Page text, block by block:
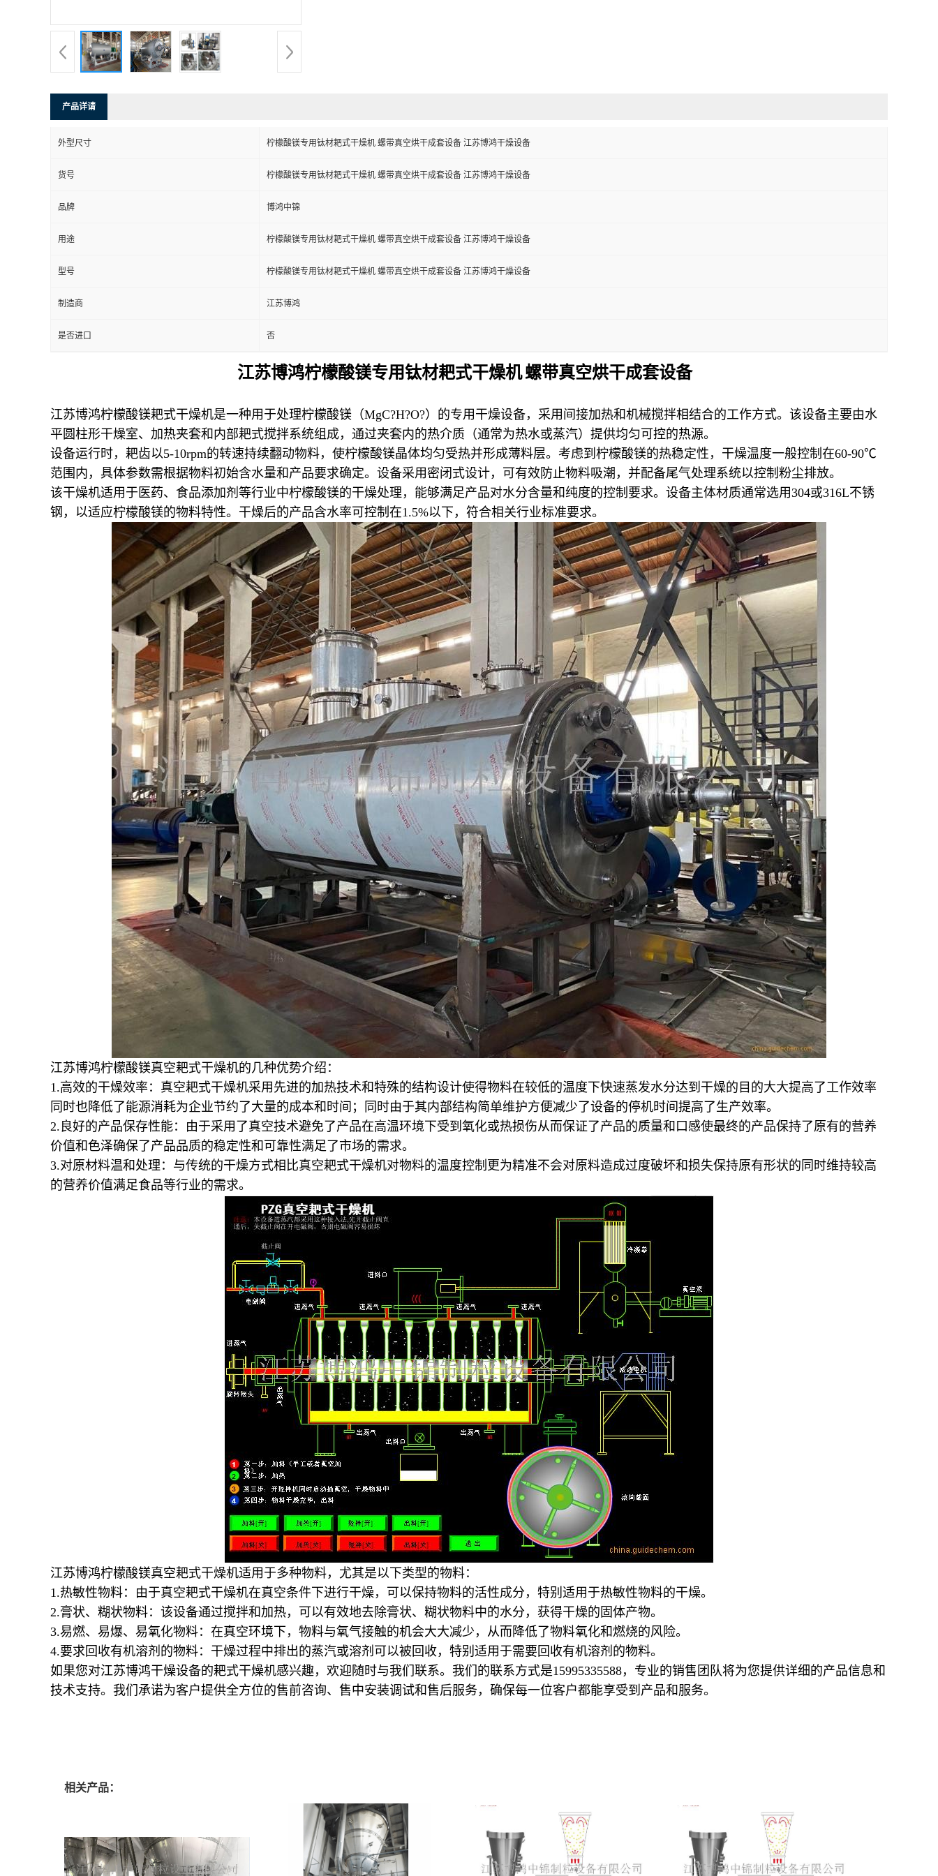
产品详请
外型尺寸 柠檬酸镁专用钛材耙式干燥机 螺带真空烘干成套设备 江苏博鸿干燥设备
货号 柠檬酸镁专用钛材耙式干燥机 螺带真空烘干成套设备 江苏博鸿干燥设备
品牌 博鸿中锦
用途 柠檬酸镁专用钛材耙式干燥机 螺带真空烘干成套设备 江苏博鸿干燥设备
型号 柠檬酸镁专用钛材耙式干燥机 螺带真空烘干成套设备 江苏博鸿干燥设备
制造商 江苏博鸿
是否进口 否
江苏博鸿柠檬酸镁专用钛材耙式干燥机螺带真空烘干成套设备
江苏博鸿柠檬酸镁耙式干燥机是一种用于处理柠檬酸镁（MgC?H?O?）的专用干燥设备，采用间接加热和机械搅拌相结合的工作方式。该设备主要由水
平圆柱形干燥室、加热夹套和内部耙式搅拌系统组成，通过夹套内的热介质（通常为热水或蒸汽）提供均匀可控的热源。
设备运行时，耙齿以5-10rpm的转速持续翻动物料，使柠檬酸镁晶体均匀受热并形成薄料层。考虑到柠檬酸镁的热稳定性，干燥温度一般控制在60-90℃
范围内，具体参数需根据物料初始含水量和产品要求确定。设备采用密闭式设计，可有效防止物料吸潮，并配备尾气处理系统以控制粉尘排放。
该干燥机适用于医药、食品添加剂等行业中柠檬酸镁的干燥处理，能够满足产品对水分含量和纯度的控制要求。设备主体材质通常选用304或316L不锈
钢，以适应柠檬酸镁的物料特性。干燥后的产品含水率可控制在1.5%以下，符合相关行业标准要求。
江苏博鸿柠檬酸镁真空耙式干燥机的几种优势介绍：
1.高效的干燥效率：真空耙式干燥机采用先进的加热技术和特殊的结构设计使得物料在较低的温度下快速蒸发水分达到干燥的目的大大提高了工作效率
同时也降低了能源消耗为企业节约了大量的成本和时间；同时由于其内部结构简单维护方便减少了设备的停机时间提高了生产效率。
2. 良好的产品保存性能：由于采用了真空技术避免了产品在高温环境下受到氧化或热损伤从而保证了产品的质量和口感使最终的产品保持了原有的营养
价值和色泽确保了产品品质的稳定性和可靠性满足了市场的需求。
3.对原材料温和处理：与传统的干燥方式相比真空耙式干燥机对物料的温度控制更为精准不会对原料造成过度破坏和损失保持原有形状的同时维持较高
的营养价值满足食品等行业的需求。
江苏博鸿柠檬酸镁真空耙式干燥机适用于多种物料，尤其是以下类型的物料：
1.热敏性物料：由于真空耙式干燥机在真空条件下进行干燥，可以保持物料的活性成分，特别适用于热敏性物料的干燥。
2.膏状、糊状物料：该设备通过搅拌和加热，可以有效地去除膏状、糊状物料中的水分，获得干燥的固体产物。
3.易燃、易爆、易氧化物料：在真空环境下，物料与氧气接触的机会大大减少，从而降低了物料氧化和燃烧的风险。
4.要求回收有机溶剂的物料：干燥过程中排出的蒸汽或溶剂可以被回收，特别适用于需要回收有机溶剂的物料。
如果您对江苏博鸿干燥设备的耙式干燥机感兴趣，欢迎随时与我们联系。我们的联系方式是15995335588，专业的销售团队将为您提供详细的产品信息和
技术支持。我们承诺为客户提供全方位的售前咨询、售中安装调试和售后服务，确保每一位客户都能享受到产品和服务。
相关产品：